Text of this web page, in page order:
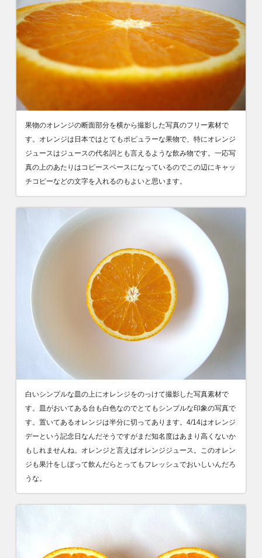
果物のオレンジの断面部分を横から撮影した写真のフリー素材で
す。オレンジは日本ではとてもポピュラーな果物で、特にオレンジ
ジュースはジュースの代名詞とも言えるような飲み物です。一応写
真の上のあたりはコピースペースになっているのでこの辺にキャッ
チコピーなどの文字を入れるのもよいと思います。
白いシンプルな皿の上にオレンジをのっけて撮影した写真素材で
す。皿がおいてある台も白色なのでとてもシンプルな印象の写真で
す。置いてあるオレンジは半分に切ってあります。4/14はオレンジ
デーという記念日なんだそうですがまだ知名度はあまり高くないか
もしれませんね。オレンジと言えばオレンジジュース。このオレン
ジも果汁をしぼって飲んだらとってもフレッシュでおいしいんだろ
うな。